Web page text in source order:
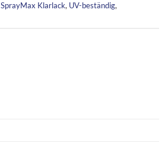
SprayMax Klarlack, UV-beständig,